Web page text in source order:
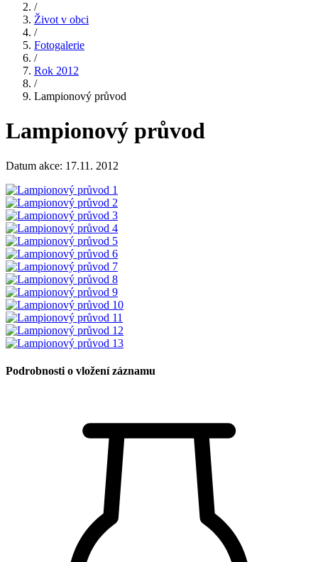
/
Život v obci
/
Fotogalerie
/
Rok 2012
/
Lampionový průvod
Lampionový průvod
Datum akce: 17.11. 2012
Podrobnosti o vložení záznamu